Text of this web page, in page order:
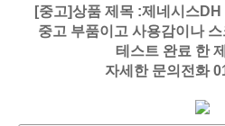
[중고]상품 제목 :제네시스
중고 부품이고 사용감이나
테스트 완료 한
자세한 문의전화